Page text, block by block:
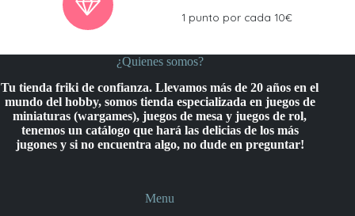
1 punto por cada 10€
¿Quienes somos?
Tu tienda friki de confianza. Llevamos más de 20 años en el
mundo del hobby, somos tienda especializada en juegos de
miniaturas (wargames), juegos de mesa y juegos de rol,
tenemos un catálogo que hará las delicias de los más
jugones y si no encuentra algo, no dude en preguntar!
Menu